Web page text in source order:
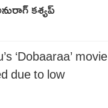
కశ్యప్
‘Dobaaraa’ movie
due to low